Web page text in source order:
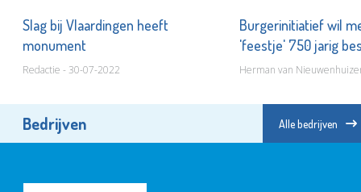
Slag bij Vlaardingen heeft
monument
Redactie - 30-07-2022
Burgerinitiatief wil
'feestje' 750 jarig
Herman van
Bedrijven Alle bedrijven